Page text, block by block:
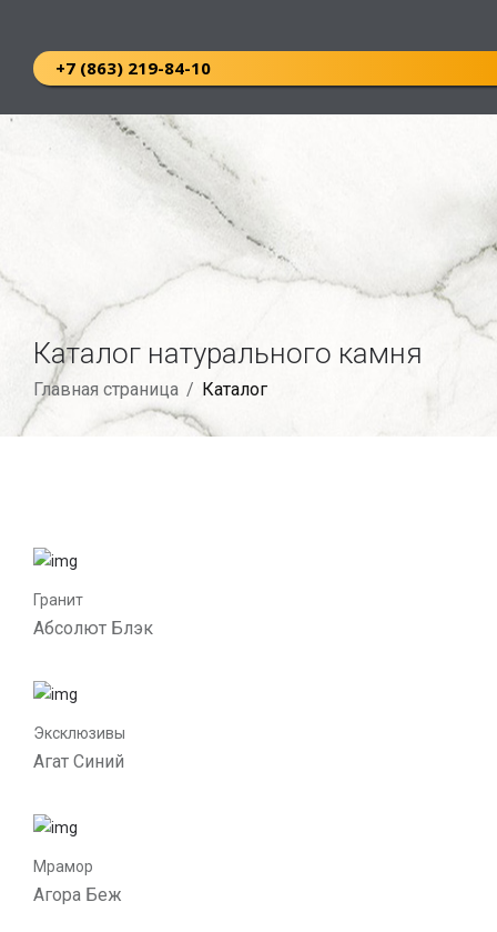
+7 (863) 219-84-10
Каталог натурального камня
Главная страница / Каталог
Гранит
Абсолют Блэк
Эксклюзивы
Агат Синий
Мрамор
Агора Беж